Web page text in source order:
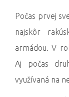
Počas prvej
najskôr
armádou. V
Aj počas
využívaná na